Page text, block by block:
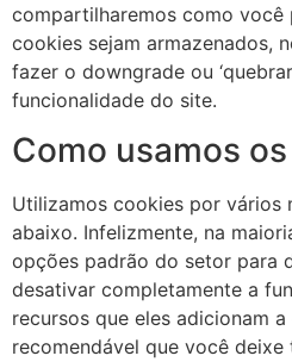
compartilharemos como você
cookies sejam armazenados,
fazer o downgrade ou
funcionalidade do site.
Como usamos
Utilizamos cookies por vários
abaixo. Infelizmente, na
opções padrão do setor para
desativar completamente a
recursos que eles adicionam a
recomendável que você